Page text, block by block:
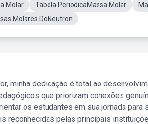
Molar
Tabela PeriodicaMassa Molar
Molares DoNeutron
minha dedicação é total ao
que priorizam conexões
os estudantes em sua jornada para
reconhecidas pelas principais